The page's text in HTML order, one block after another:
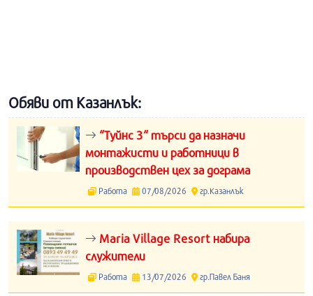
Обяви от Казанлък:
“Туйнс 3“ търси да назначи
монтажисти и работници в
производствен цех за дограма
Работа 07/08/2026 гр.Казанлък
Maria Village Resort набира
служители
Работа 13/07/2026 гр.Павел Баня